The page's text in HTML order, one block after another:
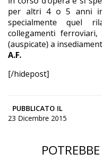
per altri 4 o 5 anni
specialmente quel
collegamenti
(auspicate) a
A.F.
[/hidepost]
PUBBLICATO IL
23 Dicembre 2015